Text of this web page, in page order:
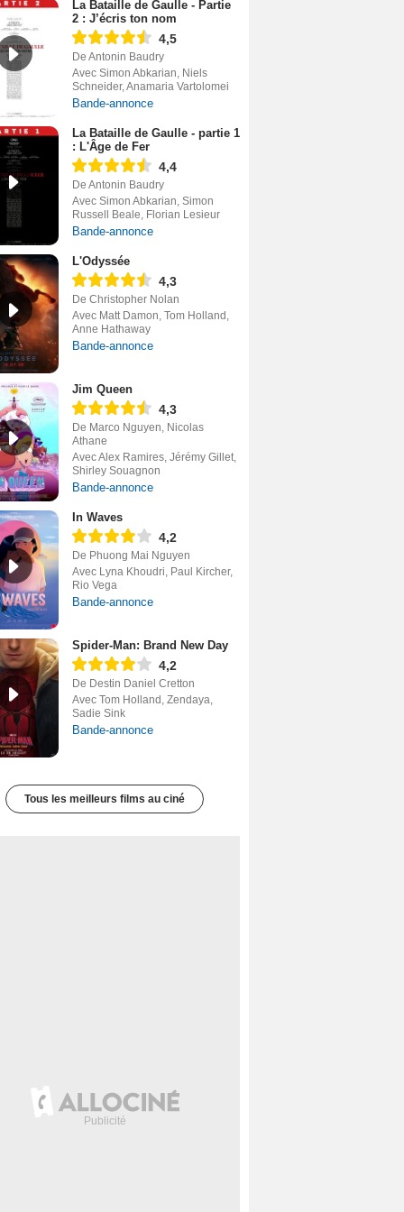
La Bataille de Gaulle - Partie
2 : J’écris ton nom
4,5
De Antonin Baudry
Avec Simon Abkarian, Niels
Schneider, Anamaria Vartolomei
Bande-annonce
La Bataille de Gaulle - partie 1
: L'Âge de Fer
4,4
De Antonin Baudry
Avec Simon Abkarian, Simon
Russell Beale, Florian Lesieur
Bande-annonce
L'Odyssée
4,3
De Christopher Nolan
Avec Matt Damon, Tom Holland,
Anne Hathaway
Bande-annonce
Jim Queen
4,3
De Marco Nguyen, Nicolas
Athane
Avec Alex Ramires, Jérémy Gillet,
Shirley Souagnon
Bande-annonce
In Waves
4,2
De Phuong Mai Nguyen
Avec Lyna Khoudri, Paul Kircher,
Rio Vega
Bande-annonce
Spider-Man: Brand New Day
4,2
De Destin Daniel Cretton
Avec Tom Holland, Zendaya,
Sadie Sink
Bande-annonce
Tous les meilleurs films au ciné